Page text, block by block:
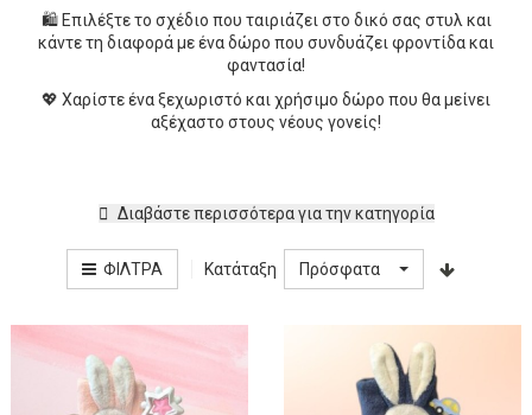
🛍️ Επιλέξτε το σχέδιο που ταιριάζει στο δικό σας στυλ και
κάντε τη διαφορά με ένα δώρο που συνδυάζει φροντίδα και
φαντασία!
💖 Χαρίστε ένα ξεχωριστό και χρήσιμο δώρο που θα μείνει
αξέχαστο στους νέους γονείς!
Διαβάστε περισσότερα για την κατηγορία
ΦΊΛΤΡΑ Κατάταξη Πρόσφατα